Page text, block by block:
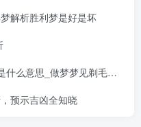
解析胜利梦是好是坏
意思_做梦梦见剃毛好不好
预示吉凶全知晓